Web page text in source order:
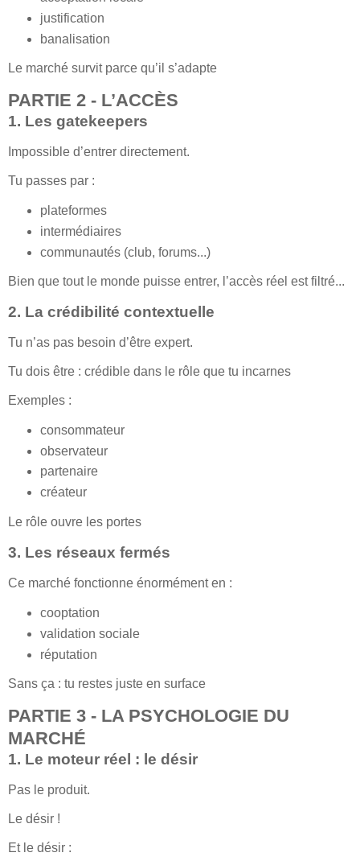
justification
banalisation
Le marché survit parce qu’il s’adapte
PARTIE 2 - L’ACCÈS
1. Les gatekeepers
Impossible d’entrer directement.
Tu passes par :
plateformes
intermédiaires
communautés (club, forums...)
Bien que tout le monde puisse entrer, l’accès réel est filtré...
2. La crédibilité contextuelle
Tu n’as pas besoin d’être expert.
Tu dois être : crédible dans le rôle que tu incarnes
Exemples :
consommateur
observateur
partenaire
créateur
Le rôle ouvre les portes
3. Les réseaux fermés
Ce marché fonctionne énormément en :
cooptation
validation sociale
réputation
Sans ça : tu restes juste en surface
PARTIE 3 - LA PSYCHOLOGIE DU
MARCHÉ
1. Le moteur réel : le désir
Pas le produit.
Le désir !
Et le désir :